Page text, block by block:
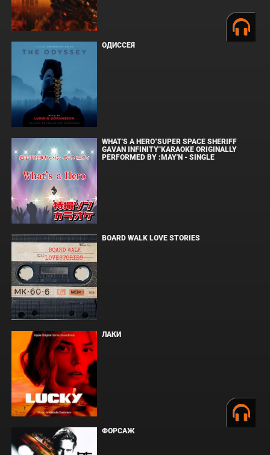
ОДИССЕЯ
WHAT'S A HERO"SUPER SPACE SHERIFF
GAVAN INFINITY"KARAOKE ORIGINALLY
PERFORMED BY :MAY'N - SINGLE
BOARD WALK LOVE STORIES
ЛАКИ
ФОРСАЖ